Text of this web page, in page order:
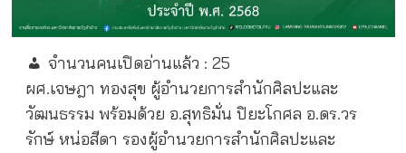
จำนวนคนเปิดอ่านแล้ว : 25
ผศ.เจษฎา ทองสุข ผู้อำนวยการสำนักศิลปะและ
วัฒนธรรม พร้อมด้วย อ.สุทธิมั่น ปิยะโกศล อ.ดร.วร
รักษ์ หน่อสีดา รองผู้อำนวยการสำนักศิลปะและ